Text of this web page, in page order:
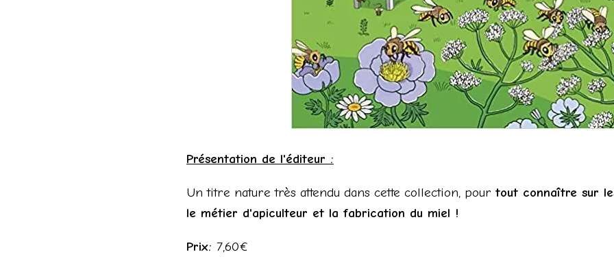
Présentation de l'éditeur :
Un titre nature très attendu dans cette collection, pour tout connaître sur
le métier d'apiculteur et la fabrication du miel !
Prix: 7,60€